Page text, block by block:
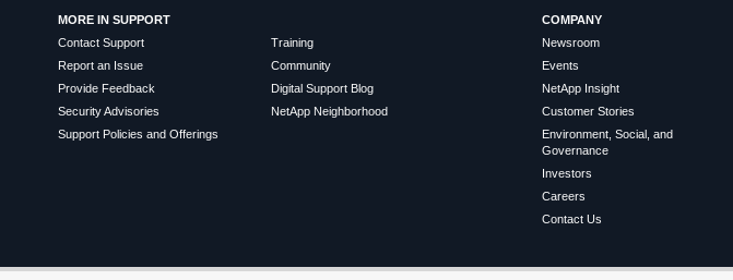
MORE IN SUPPORT
Contact Support
Report an Issue
Provide Feedback
Security Advisories
Support Policies and Offerings
Training
Community
Digital Support Blog
NetApp Neighborhood
COMPANY
Newsroom
Events
NetApp Insight
Customer Stories
Environment, Social, and
Governance
Investors
Careers
Contact Us